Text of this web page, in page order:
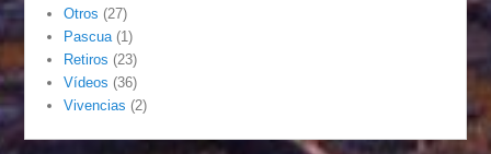
Otros (27)
Pascua (1)
Retiros (23)
Vídeos (36)
Vivencias (2)